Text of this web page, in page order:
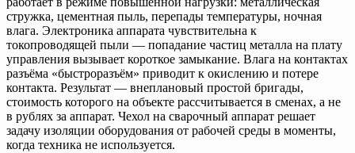
стружка, цементная пыль, перепады температуры, ночная
влага. Электроника аппарата чувствительна к
токопроводящей пыли — попадание частиц металла на плату
управления вызывает короткое замыкание. Влага на контактах
разъёма «быстроразъём» приводит к окислению и потере
контакта. Результат — внеплановый простой бригады,
стоимость которого на объекте рассчитывается в сменах, а не
в рублях за аппарат. Чехол на сварочный аппарат решает
задачу изоляции оборудования от рабочей среды в моменты,
когда техника не используется.